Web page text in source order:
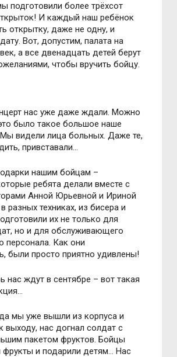
подготовили более трёхсот
И каждый наш ребёнок
открытку, даже не одну, и
Вот, допустим, палата на
а все двенадцать детей берут
чтобы вручить бойцу.
нас уже даже ждали. Можно
было такое большое наше
Мы видели лица больных. Даже те,
привставали…
нашим бойцам –
ребята делали вместе с
Анной Юрьевной и Ириной
разных техниках, из бисера и
их не только для
но и для обслуживающего
персонала. Как они
были просто приятно удивлены!
нас ждут в сентябре – вот такая
мы уже вышли из корпуса и
выходу, нас догнал солдат с
пакетом фруктов. Бойцы
фрукты и подарили детям… Нас